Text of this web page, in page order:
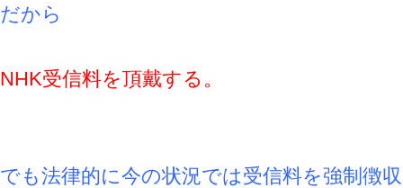
だから
NHK受信料を頂戴する。
でも法律的に今の状況では受信料を強制徴収